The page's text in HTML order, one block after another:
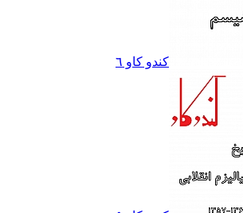
کندو کاو ٦